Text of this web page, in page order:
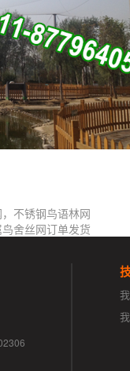
不锈钢鸟语林网
舍丝网订单发货